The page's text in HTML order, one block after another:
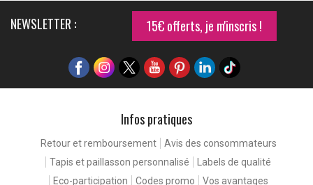
NEWSLETTER : 15€ offerts, je m'inscris !
Infos pratiques
Retour et remboursement
Avis des consommateurs
Tapis et paillasson personnalisé
Labels de qualité
Eco-participation
Codes promo Vos avantages